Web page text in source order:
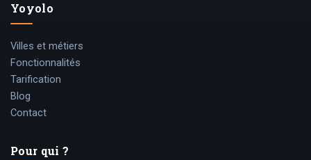
Yoyolo
Villes et métiers
Fonctionnalités
Tarification
Blog
Contact
Pour qui ?